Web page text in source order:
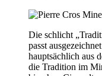
Die schlicht
passt
hauptsächlich aus
die Tradition im